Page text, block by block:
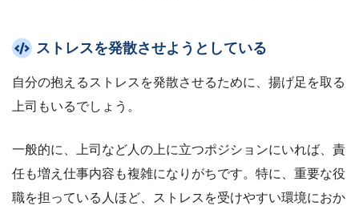
ストレスを発散させようとしている
自分の抱えるストレスを発散させるために、揚げ足を取る
上司もいるでしょう。
一般的に、上司など人の上に立つポジションにいれば、責
任も増え仕事内容も複雑になりがちです。特に、重要な役
職を担っている人ほど、ストレスを受けやすい環境におか